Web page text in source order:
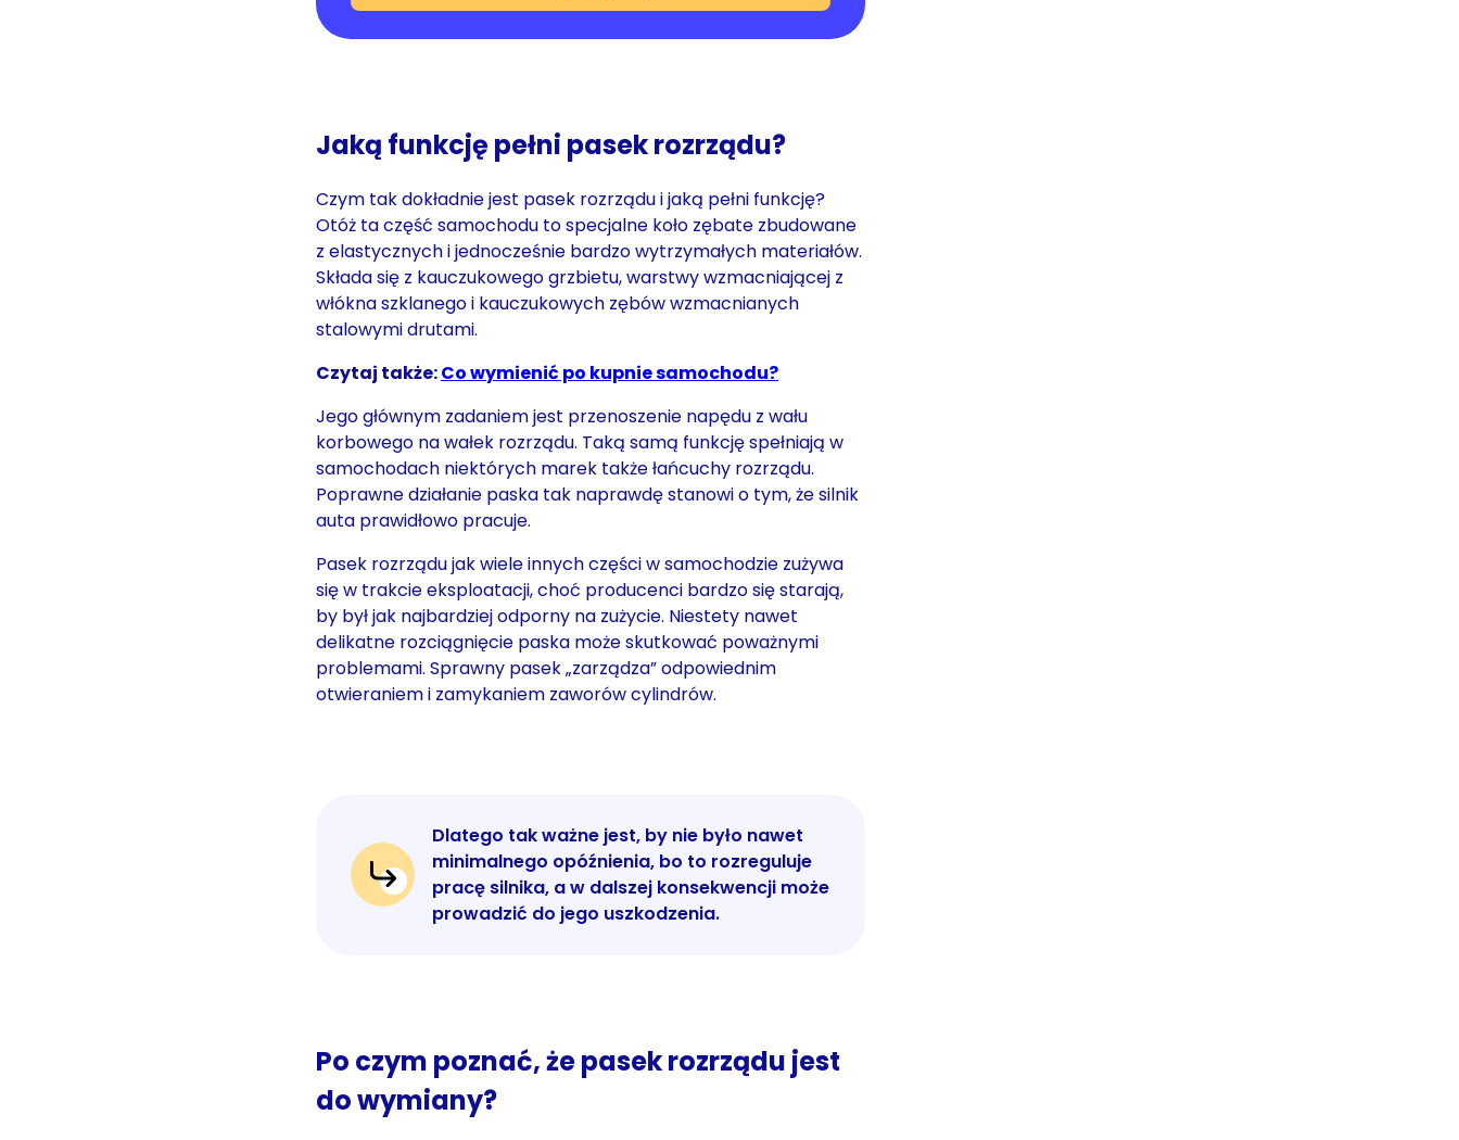
Jaką funkcję pełni pasek rozrządu?
Czym tak dokładnie jest pasek rozrządu i jaką pełni funkcję?
Otóż ta część samochodu to specjalne koło zębate zbudowane
z elastycznych i jednocześnie bardzo wytrzymałych materiałów.
Składa się z kauczukowego grzbietu, warstwy wzmacniającej z
włókna szklanego i kauczukowych zębów wzmacnianych
stalowymi drutami.
Czytaj także:Co wymienić po kupnie samochodu?
Jego głównym zadaniem jest przenoszenie napędu z wału
korbowego na wałek rozrządu. Taką samą funkcję spełniają w
samochodach niektórych marek także łańcuchy rozrządu.
Poprawne działanie paska tak naprawdę stanowi o tym, że silnik
auta prawidłowo pracuje.
Pasek rozrządu jak wiele innych części w samochodzie zużywa
się w trakcie eksploatacji, choć producenci bardzo się starają,
by był jak najbardziej odporny na zużycie. Niestety nawet
delikatne rozciągnięcie paska może skutkować poważnymi
problemami. Sprawny pasek „zarządza” odpowiednim
otwieraniem i zamykaniem zaworów cylindrów.
Dlatego tak ważne jest, by nie było nawet
minimalnego opóźnienia, bo to rozreguluje
pracę silnika, a w dalszej konsekwencji może
prowadzić do jego uszkodzenia.
Po czym poznać, że pasek rozrządu jest
do wymiany?